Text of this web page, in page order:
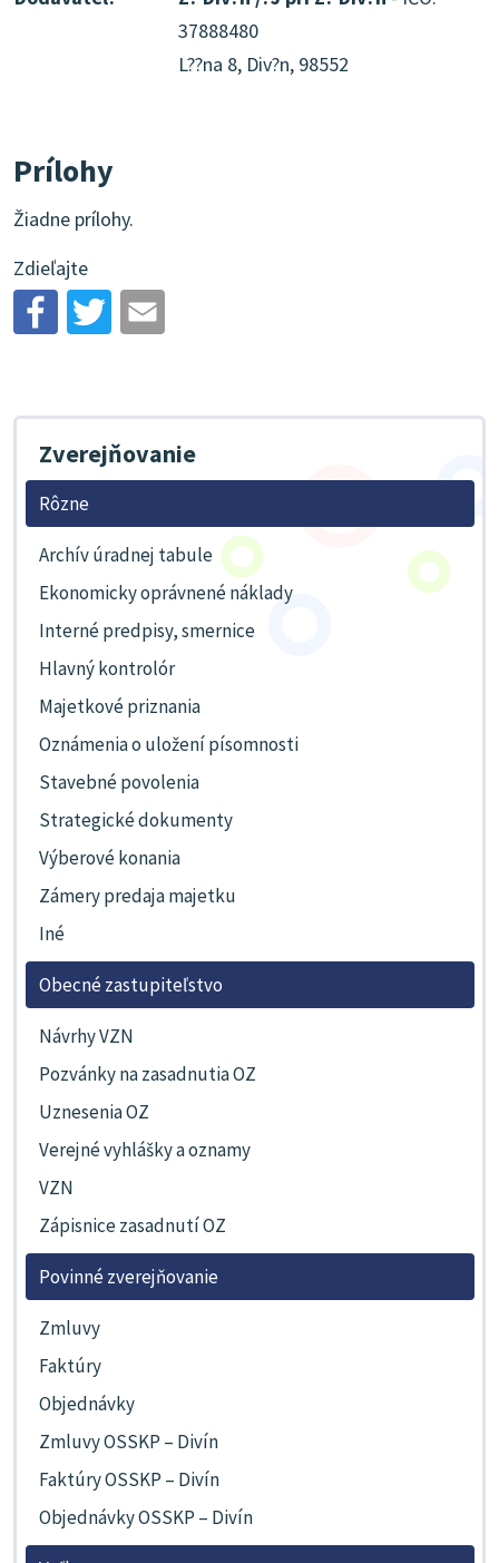
37888480
L??na 8, Div?n, 98552
Prílohy
Žiadne prílohy.
Zdieľajte
Zverejňovanie
Rôzne
Archív úradnej tabule
Ekonomicky oprávnené náklady
Interné predpisy, smernice
Hlavný kontrolór
Majetkové priznania
Oznámenia o uložení písomnosti
Stavebné povolenia
Strategické dokumenty
Výberové konania
Zámery predaja majetku
Iné
Obecné zastupiteľstvo
Návrhy VZN
Pozvánky na zasadnutia OZ
Uznesenia OZ
Verejné vyhlášky a oznamy
VZN
Zápisnice zasadnutí OZ
Povinné zverejňovanie
Zmluvy
Faktúry
Objednávky
Zmluvy OSSKP – Divín
Faktúry OSSKP – Divín
Objednávky OSSKP – Divín